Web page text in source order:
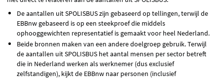
De aantallen uit SPOLISBUS zijn gebaseerd op tellingen, terwijl de
EBBnw gebaseerd is op een steekproef die middels
ophooggewichten representatief is gemaakt voor heel Nederland.
Beide bronnen maken van een andere doelgroep gebruik. Terwijl
de aantallen uit SPOLISBUS het aantal mensen per sector betreft
die in Nederland werken als werknemer (dus exclusief
zelfstandigen), kijkt de EBBnw naar personen (inclusief